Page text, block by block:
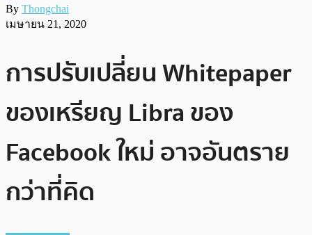
By Thongchai
เมษายน 21, 2020
การปรับเปลี่ยน Whitepaper
ของเหรียญ Libra ของ
Facebook ใหม่ อาจอันตราย
กว่าที่คิด